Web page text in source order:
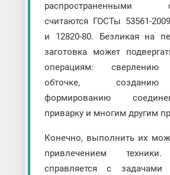
распространенными
считаются ГОСТы 53561-
и 12820-80. Безликая на
заготовка может
операциям: сверлению
обточке,
формированию
приварку и многим другим
Конечно, выполнить их
привлечением
справляется с задачами